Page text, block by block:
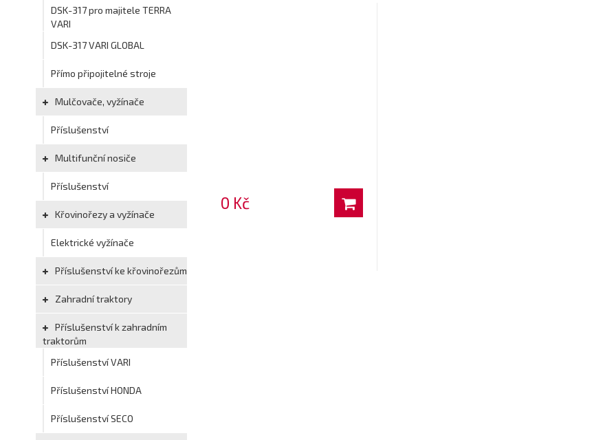
DSK-317 pro majitele TERRA
VARI
DSK-317 VARI GLOBAL
Přímo připojitelné stroje
Mulčovače, vyžínače
Příslušenství
Multifunční nosiče
Příslušenství
Křovinořezy a vyžínače
Elektrické vyžínače
Příslušenství ke křovinořezům
Zahradní traktory
Příslušenství k zahradním
traktorům
Příslušenství VARI
Příslušenství HONDA
Příslušenství SECO
0 Kč